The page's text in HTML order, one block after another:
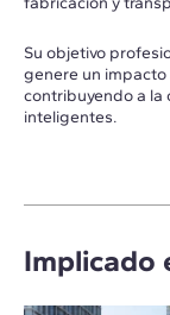
Su objetivo
genere un impacto
contribuyendo a la
inteligentes.
Implicado